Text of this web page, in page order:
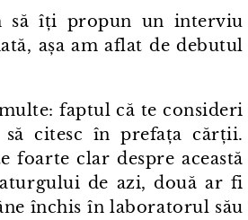
să îți propun un interviu
așa am aflat de debutul
faptul că te consideri
citesc în prefața cărții.
foarte clar despre această
de azi, două ar fi
închis în laboratorul său